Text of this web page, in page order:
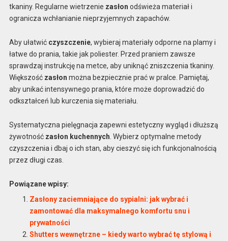
tkaniny. Regularne wietrzenie zasłon odświeża materiał i
ogranicza wchłanianie nieprzyjemnych zapachów.
Aby ułatwić czyszczenie, wybieraj materiały odporne na plamy i
łatwe do prania, takie jak poliester. Przed praniem zawsze
sprawdzaj instrukcję na metce, aby uniknąć zniszczenia tkaniny.
Większość zasłon można bezpiecznie prać w pralce. Pamiętaj,
aby unikać intensywnego prania, które może doprowadzić do
odkształceń lub kurczenia się materiału.
Systematyczna pielęgnacja zapewni estetyczny wygląd i dłuższą
żywotność zasłon kuchennych . Wybierz optymalne metody
czyszczenia i dbaj o ich stan, aby cieszyć się ich funkcjonalnością
przez długi czas.
Powiązane wpisy:
Zasłony zaciemniające do sypialni: jak wybrać i
zamontować dla maksymalnego komfortu snu i
prywatności
Shutters wewnętrzne – kiedy warto wybrać tę stylową i